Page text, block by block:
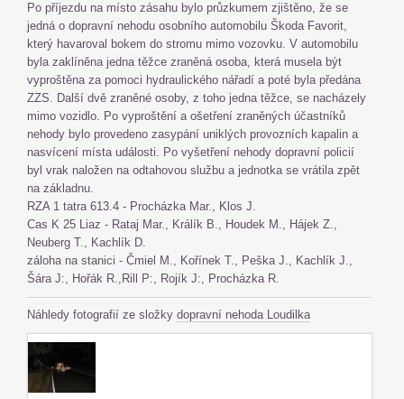
Po příjezdu na místo zásahu bylo průzkumem zjištěno, že se
jedná o dopravní nehodu osobního automobilu Škoda Favorit,
který havaroval bokem do stromu mimo vozovku. V automobilu
byla zaklíněna jedna těžce zraněná osoba, která musela být
vyproštěna za pomoci hydraulického nářadí a poté byla předána
ZZS. Další dvě zraněné osoby, z toho jedna těžce, se nacházely
mimo vozidlo. Po vyproštění a ošetření zraněných účastníků
nehody bylo provedeno zasypání uniklých provozních kapalin a
nasvícení místa události. Po vyšetření nehody dopravní policií
byl vrak naložen na odtahovou službu a jednotka se vrátila zpět
na základnu.
RZA 1 tatra 613.4 - Procházka Mar., Klos J.
Cas K 25 Liaz - Rataj Mar., Králík B., Houdek M., Hájek Z.,
Neuberg T., Kachlík D.
záloha na stanici - Čmiel M., Kořínek T., Peška J., Kachlík J.,
Šára J:, Hořák R.,Rill P:, Rojík J:, Procházka R.
Náhledy fotografií ze složky dopravní nehoda Loudilka